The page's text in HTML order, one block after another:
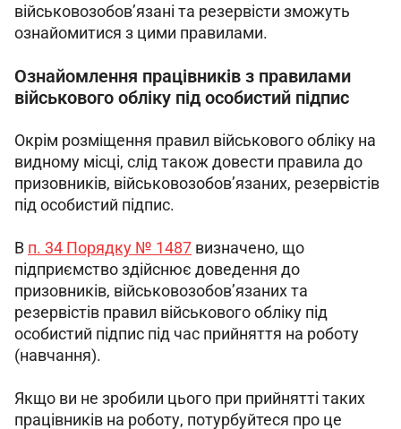
військовозобов’язані та резервісти зможуть
ознайомитися з цими правилами.
Ознайомлення працівників з правилами
військового обліку під особистий підпис
Окрім розміщення правил військового обліку на
видному місці, слід також довести правила до
призовників, військовозобов’язаних, резервістів
під особистий підпис.
В п. 34 Порядку № 1487 визначено, що
підприємство здійснює доведення до
призовників, військовозобов’язаних та
резервістів правил військового обліку під
особистий підпис під час прийняття на роботу
(навчання).
Якщо ви не зробили цього при прийнятті таких
працівників на роботу, потурбуйтеся про це